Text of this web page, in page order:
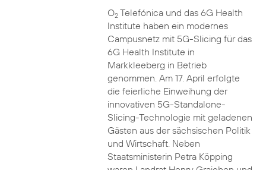
O2Telefónica und das 6G Health
Institute haben ein modernes
Campusnetz mit 5G-Slicing für das
6G Health Institute in
Markkleeberg in Betrieb
genommen. Am 17. April erfolgte
die feierliche Einweihung der
innovativen 5G-Standalone-
Slicing-Technologie mit geladenen
Gästen aus der sächsischen Politik
und Wirtschaft. Neben
Staatsministerin Petra Köpping